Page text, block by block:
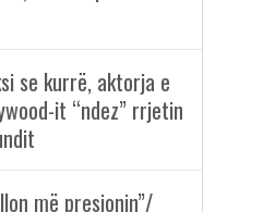
se kurrë, aktorja e
it “ndez” rrjetin
më presionin”/